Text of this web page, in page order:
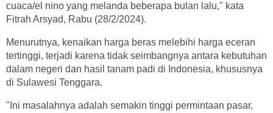
cuaca/el nino yang melanda beberapa bulan lalu," kata
Fitrah Arsyad, Rabu (28/2/2024).
Menurutnya, kenaikan harga beras melebihi harga eceran
tertinggi, terjadi karena tidak seimbangnya antara kebutuhan
dalam negeri dan hasil tanam padi di Indonesia, khususnya
di Sulawesi Tenggara.
"Ini masalahnya adalah semakin tinggi permintaan pasar,